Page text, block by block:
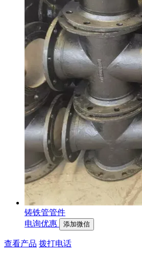
铸铁管管件
电询优惠
添加微信
查看产品 拨打电话